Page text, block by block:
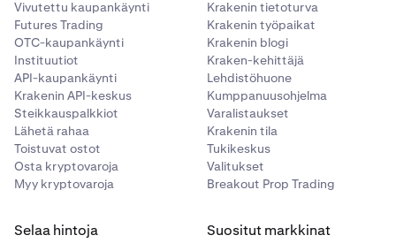
Vivutettu kaupankäynti
Futures Trading
OTC-kaupankäynti
Instituutiot
API-kaupankäynti
Krakenin API-keskus
Steikkauspalkkiot
Lähetä rahaa
Toistuvat ostot
Osta kryptovaroja
Myy kryptovaroja
Krakenin tietoturva
Krakenin työpaikat
Krakenin blogi
Kraken-kehittäjä
Lehdistöhuone
Kumppanuusohjelma
Varalistaukset
Krakenin tila
Tukikeskus
Valitukset
Breakout Prop Trading
Selaa hintoja Suositut markkinat